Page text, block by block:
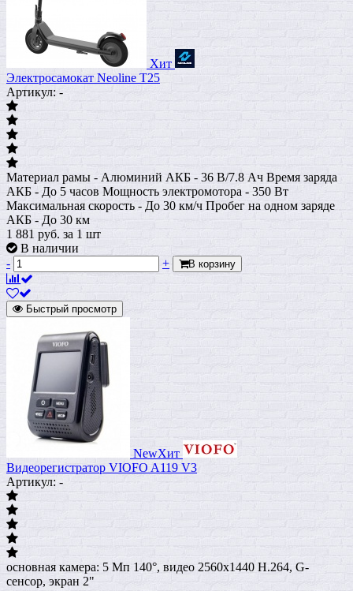
Хит
Электросамокат Neoline T25
Артикул: -
Материал рамы - Алюминий АКБ - 36 В/7.8 Ач Время заряда
АКБ - До 5 часов Мощность электромотора - 350 Вт
Максимальная скорость - До 30 км/ч Пробег на одном заряде
АКБ - До 30 км
1 881 руб. за 1 шт
В наличии
-
+ В корзину
Быстрый просмотр
NewХит
Видеорегистратор VIOFO A119 V3
Артикул: -
основная камера: 5 Мп 140°, видео 2560x1440 H.264, G-
сенсор, экран 2"